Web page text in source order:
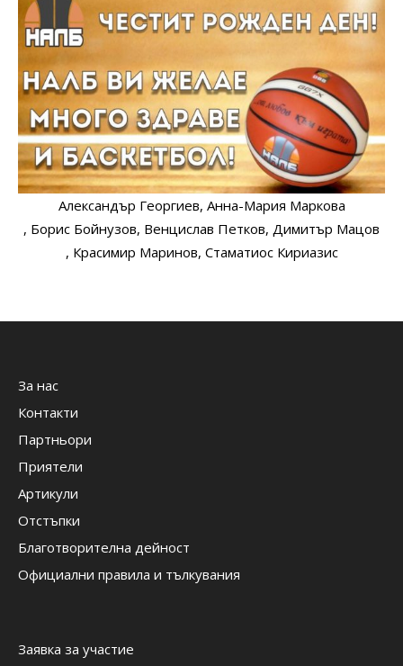
Александър Георгиев, Анна-Мария Маркова
, Борис Бойнузов, Венцислав Петков, Димитър Мацов
, Красимир Маринов, Стаматиос Кириазис
За нас
Контакти
Партньори
Приятели
Артикули
Отстъпки
Благотворителна дейност
Официални правила и тълкувания
Заявка за участие